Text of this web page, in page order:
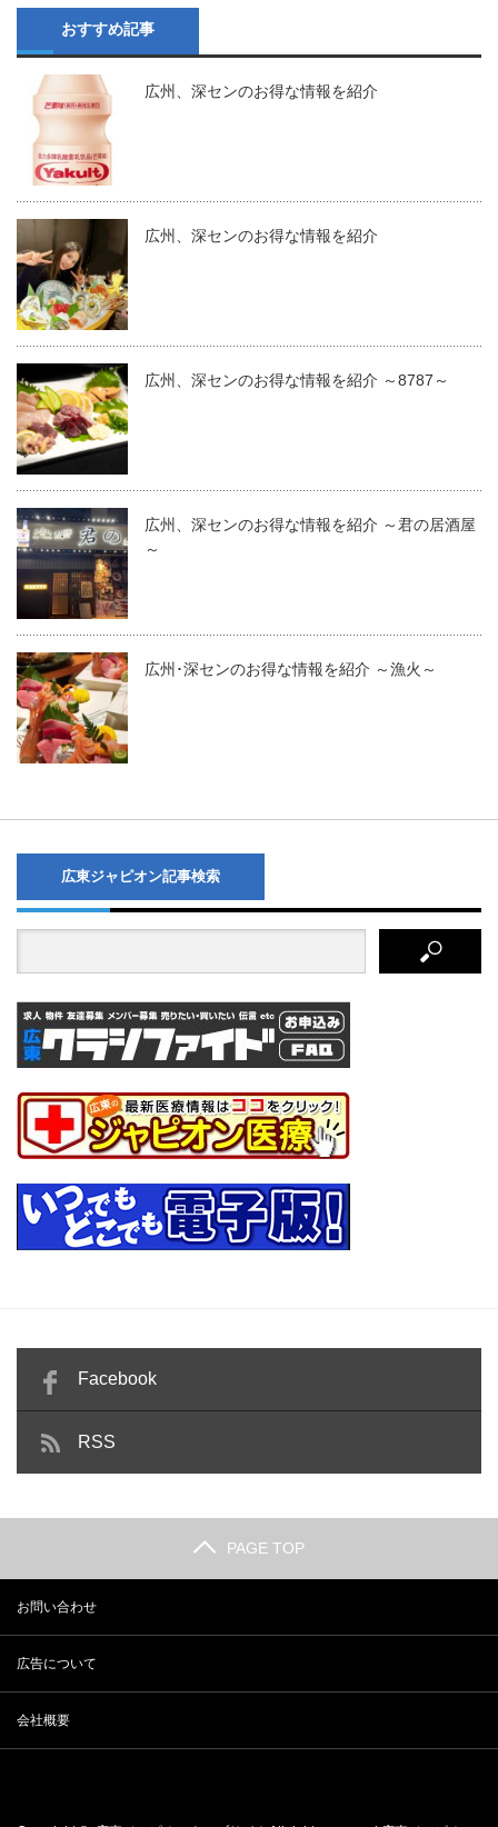
おすすめ記事
広州、深センのお得な情報を紹介
広州、深センのお得な情報を紹介
広州、深センのお得な情報を紹介 ～8787～
広州、深センのお得な情報を紹介 ～君の居酒屋
～
広州･深センのお得な情報を紹介 ～漁火～
広東ジャピオン記事検索
Facebook
RSS
PAGE TOP
お問い合わせ
広告について
会社概要